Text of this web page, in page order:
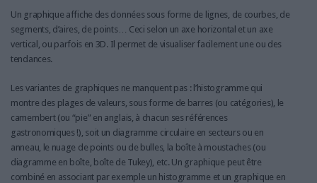
Un graphique affiche des données sous forme de lignes, de courbes, de
segments, d’aires, de points… Ceci selon un axe horizontal et un axe
vertical, ou parfois en 3D. Il permet de visualiser facilement une ou des
tendances.
Les variantes de graphiques ne manquent pas : l’histogramme qui
montre des plages de valeurs, sous forme de barres (ou catégories), le
camembert (ou “pie” en anglais, à chacun ses références
gastronomiques !), soit un diagramme circulaire en secteurs ou en
anneau, le nuage de points ou de bulles, la boîte à moustaches (ou
diagramme en boîte, boîte de Tukey), etc. Un graphique peut être
combiné en associant par exemple un histogramme et un graphique en